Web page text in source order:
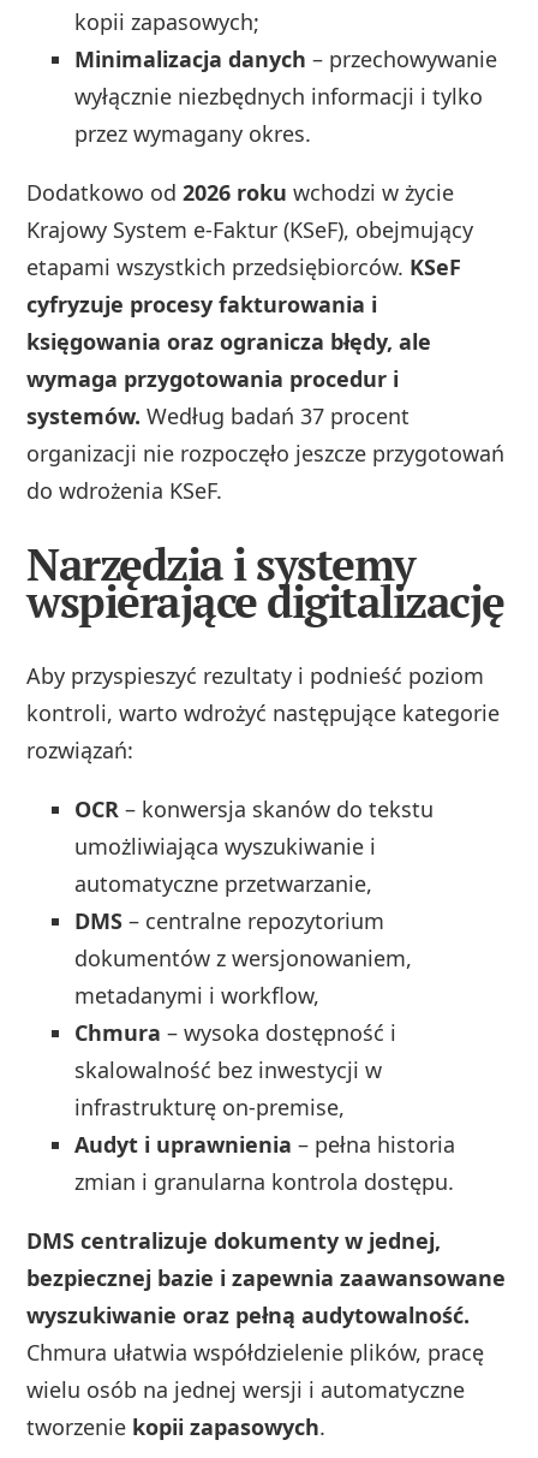
kopii zapasowych;
Minimalizacja danych – przechowywanie
wyłącznie niezbędnych informacji i tylko
przez wymagany okres.
Dodatkowo od2026 roku wchodzi w życie
Krajowy System e-Faktur (KSeF), obejmujący
etapami wszystkich przedsiębiorców. KSeF
cyfryzuje procesy fakturowania i
księgowania oraz ogranicza błędy, ale
wymaga przygotowania procedur i
systemów. Według badań 37 procent
organizacji nie rozpoczęło jeszcze przygotowań
do wdrożenia KSeF.
Narzędzia i systemy
wspierające digitalizację
Aby przyspieszyć rezultaty i podnieść poziom
kontroli, warto wdrożyć następujące kategorie
rozwiązań:
OCR – konwersja skanów do tekstu
umożliwiająca wyszukiwanie i
automatyczne przetwarzanie,
DMS – centralne repozytorium
dokumentów z wersjonowaniem,
metadanymi i workflow,
Chmura – wysoka dostępność i
skalowalność bez inwestycji w
infrastrukturę on‑premise,
Audyt i uprawnienia – pełna historia
zmian i granularna kontrola dostępu.
DMS centralizuje dokumenty w jednej,
bezpiecznej bazie i zapewnia zaawansowane
wyszukiwanie oraz pełną audytowalność.
Chmura ułatwia współdzielenie plików, pracę
wielu osób na jednej wersji i automatyczne
tworzenie kopii zapasowych.